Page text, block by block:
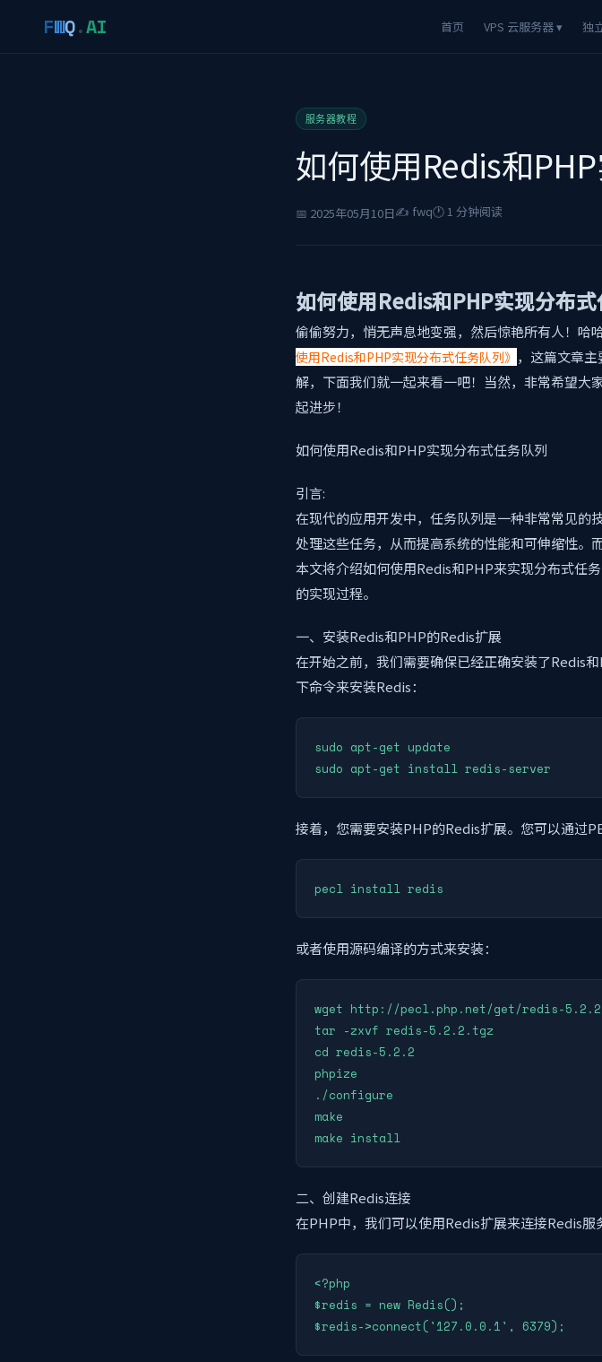
FWQ.AI 首页 VPS 云服务器 ▾ 独
服务器教程
如何使用Redis和
📅 2025年05月10日✍️ fwq🕐 1 分钟阅读
如何使用Redis和PHP实现分布
偷偷努力，悄无声息地变强，然后惊艳所有人！哈
使用Redis和PHP实现分布式任务队列》 ，这篇文章主
解，下面我们就一起来看一吧！当然，非常希望大
起进步！
如何使用Redis和PHP实现分布式任务队列
引言:
在现代的应用开发中，任务队列是一种非常常见的
处理这些任务，从而提高系统的性能和可伸缩性。
本文将介绍如何使用Redis和PHP来实现分布式任
的实现过程。
一、安装Redis和PHP的Redis扩展
在开始之前，我们需要确保已经正确安装了Redis
下命令来安装Redis：
sudo apt-get update
sudo apt-get install redis-server
接着，您需要安装PHP的Redis扩展。您可以通过
pecl install redis
或者使用源码编译的方式来安装：
wget http://pecl.php.net/get/redis-
tar -zxvf redis-5.2.2.tgz
cd redis-5.2.2
phpize
./configure
make
make install
二、创建Redis连接
在PHP中，我们可以使用Redis扩展来连接Redis服
<?php
$redis = new Redis();
$redis->connect('127.0.0.1', 6379);